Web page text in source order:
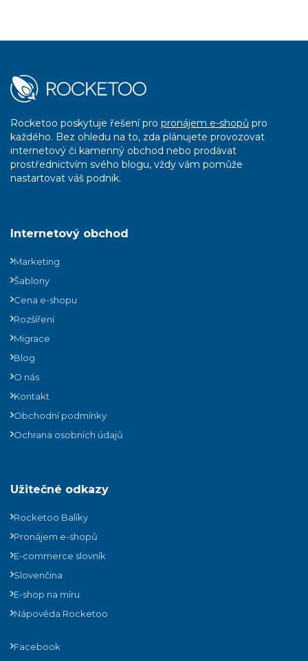
Rocketoo poskytuje řešení pro pronájem e-shopů pro
každého. Bez ohledu na to, zda plánujete provozovat
internetový či kamenný obchod nebo prodávat
prostřednictvím svého blogu, vždy vám pomůže
nastartovat váš podnik.
Internetový obchod
Marketing
Šablony
Cena e-shopu
Rozšíření
Migrace
Blog
O nás
Kontakt
Obchodní podmínky
Ochrana osobních údajů
Užitečné odkazy
Rocketoo Balíky
Pronájem e-shopů
E-commerce slovník
Slovenčina
E-shop na míru
Nápověda Rocketoo
Facebook